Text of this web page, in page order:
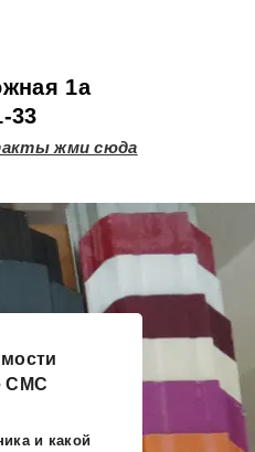
1а
33
жми сюда
СМС
и какой